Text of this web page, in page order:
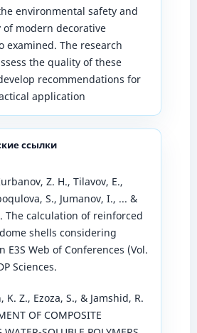
environmental safety and
modern decorative
examined. The research
the quality of these
recommendations for
application
ссылки
Z. H., Tilavov, E.,
S., Jumanov, I., ... &
The calculation of reinforced
shells considering
E3S Web of Conferences (Vol.
Sciences.
Z., Ezoza, S., & Jamshid, R.
OF COMPOSITE